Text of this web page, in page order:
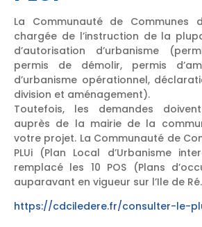
La Communauté de Communes
chargée de l’instruction de la
d’autorisation d’urbanisme
permis de démolir, permis
d’urbanisme opérationnel,
division et aménagement).
Toutefois, les demandes
auprès de la mairie de la
votre projet. La Communauté de
PLUi (Plan Local d’Urbanisme
remplacé les 10 POS (Plans
auparavant en vigueur sur l’Ile de Ré.
https://cdciledere.fr/consulter-le-